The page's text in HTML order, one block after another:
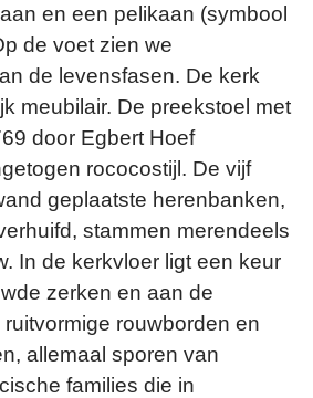
en een pelikaan (symbool
de voet zien we
de levensfasen. De kerk
meubilair. De preekstoel met
door Egbert Hoef
rococostijl. De vijf
geplaatste herenbanken,
stammen merendeels
In de kerkvloer ligt een keur
zerken en aan de
rouwborden en
allemaal sporen van
families die in